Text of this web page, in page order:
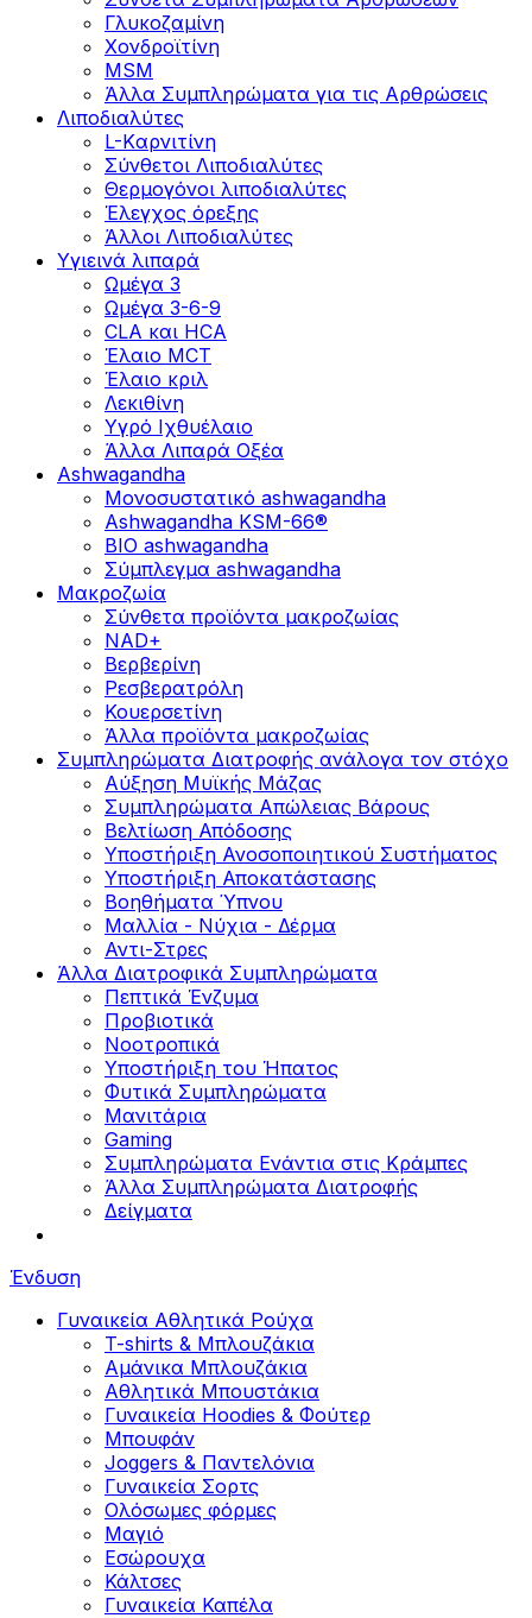
Γλυκοζαμίνη
Χονδροϊτίνη
MSM
Άλλα Συμπληρώματα για τις Αρθρώσεις
Λιποδιαλύτες
L-Kαρνιτίνη
Σύνθετοι Λιποδιαλύτες
Θερμογόνοι λιποδιαλύτες
Έλεγχος όρεξης
Άλλοι Λιποδιαλύτες
Υγιεινά λιπαρά
Ωμέγα 3
Ωμέγα 3-6-9
CLA και HCA
Έλαιο MCT
Έλαιο κριλ
Λεκιθίνη
Υγρό Ιχθυέλαιο
Άλλα Λιπαρά Οξέα
Ashwagandha
Μονοσυστατικό ashwagandha
Ashwagandha KSM-66®
BIO ashwagandha
Σύμπλεγμα ashwagandha
Μακροζωία
Σύνθετα προϊόντα μακροζωίας
NAD+
Βερβερίνη
Ρεσβερατρόλη
Κουερσετίνη
Άλλα προϊόντα μακροζωίας
Συμπληρώματα Διατροφής ανάλογα τον στόχο
Αύξηση Μυϊκής Μάζας
Συμπληρώματα Aπώλειας Βάρους
Βελτίωση Απόδοσης
Υποστήριξη Ανοσοποιητικού Συστήματος
Yποστήριξη Αποκατάστασης
Βοηθήματα Ύπνου
Μαλλία - Νύχια - Δέρμα
Αντι-Στρες
Άλλα Διατροφικά Συμπληρώματα
Πεπτικά Ένζυμα
Προβιοτικά
Νοοτροπικά
Υποστήριξη του Ήπατος
Φυτικά Συμπληρώματα
Μανιτάρια
Gaming
Συμπληρώματα Ενάντια στις Κράμπες
Άλλα Συμπληρώματα Διατροφής
Δείγματα
Ένδυση
Γυναικεία Αθλητικά Ρούχα
T-shirts & Μπλουζάκια
Αμάνικα Μπλουζάκια
Aθλητικά Μπουστάκια
Γυναικεία Hoodies & Φούτερ
Μπουφάν
Joggers & Παντελόνια
Γυναικεία Σορτς
Ολόσωμες φόρμες
Μαγιό
Εσώρουχα
Κάλτσες
Γυναικεία Καπέλα